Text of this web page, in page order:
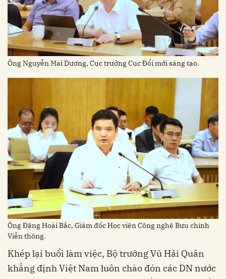
Ông Nguyễn Mai Dương, Cục trưởng Cục Đổi mới sáng tạo.
Ông Đặng Hoài Bắc, Giám đốc Học viện Công nghệ Bưu chính
Viễn thông.
Khép lại buổi làm việc, Bộ trưởng Vũ Hải Quân
khẳng định Việt Nam luôn chào đón các DN nước